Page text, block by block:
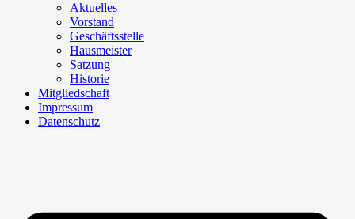
Aktuelles
Vorstand
Geschäftsstelle
Hausmeister
Satzung
Historie
Mitgliedschaft
Impressum
Datenschutz